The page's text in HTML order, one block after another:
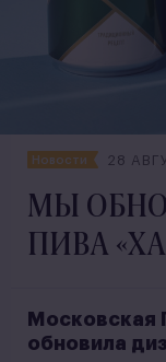
Новости 28
МЫ
ПИВА
Московская
обновила